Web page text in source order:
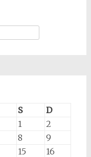
S
D
1
2
8
9
15
16